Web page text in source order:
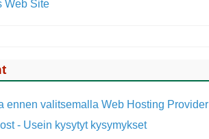
Web Site
ennen valitsemalla Web Hosting Provider
- Usein kysytyt kysymykset